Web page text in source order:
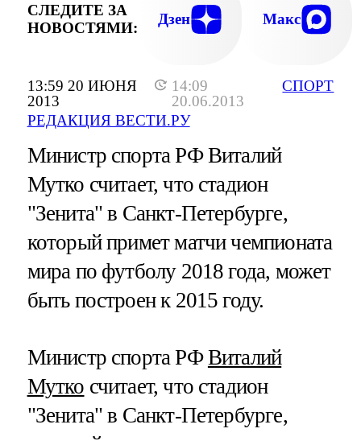
13:59 20 ИЮНЯ
2013
14:09
20.06.2013
РЕДАКЦИЯ ВЕСТИ.РУ
СПОРТ
СЛЕДИТЕ ЗА
НОВОСТЯМИ:
Дзен Макс
Министр спорта РФ Виталий
Мутко считает, что стадион
"Зенита" в Санкт-Петербурге,
который примет матчи чемпионата
мира по футболу 2018 года, может
быть построен к 2015 году.
Министр спорта РФВиталий
Мутко считает, что стадион
"Зенита" в Санкт-Петербурге,